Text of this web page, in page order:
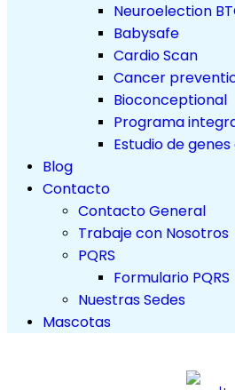
Neuroelection
Babysafe
Cardio Scan
Cancer
Bioconceptional
Programa
Estudio de
Blog
Contacto
Contacto General
Trabaje con Nosotros
PQRS
Formulario PQRS
Nuestras Sedes
Mascotas